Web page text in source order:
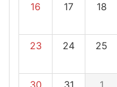
16 17 18
23 24 25